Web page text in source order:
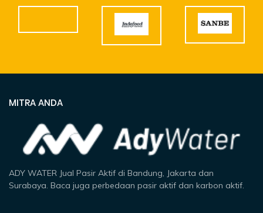
MITRA ANDA
ADY WATER Jual Pasir Aktif di Bandung, Jakarta dan
Surabaya. Baca juga perbedaan pasir aktif dan karbon aktif.